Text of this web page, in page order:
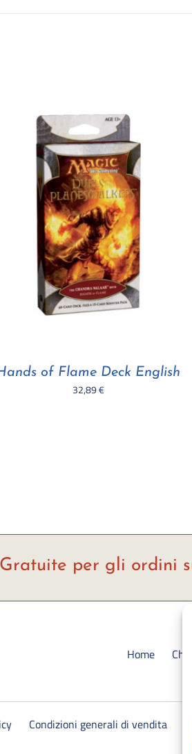
of Flame Deck English
32,89€
per gli ordini
Home Chi
Condizioni generali di vendita